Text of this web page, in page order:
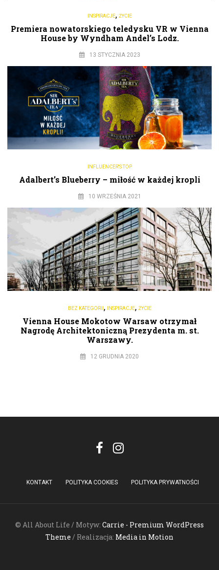
INSPIRACJE, ŻYCIE
Premiera nowatorskiego teledysku VR w Vienna
House by Wyndham Andel’s Lodz.
13 STYCZNIA 2023
INFLUENCER'S TOP
Adalbert’s Blueberry – miłość w każdej kropli
10 WRZEŚNIA 2021
BEZ KATEGORII , INSPIRACJE, ŻYCIE
Vienna House Mokotow Warsaw otrzymał
Nagrodę Architektoniczną Prezydenta m. st.
Warszawy.
12 GRUDNIA 2020
KONTAKT POLITYKA COOKIES POLITYKA PRYWATNOŚCI
© All About Life / Motyw: Carrie - Premium WordPress
Theme / Realizacja: Media in Motion